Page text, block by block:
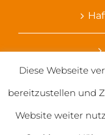
Diese Webseite
bereitzustellen und
Website weiter